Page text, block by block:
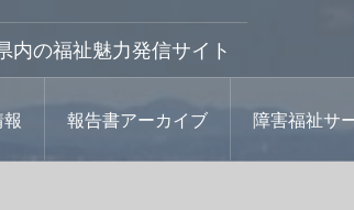
内の福祉魅力発信サイト
報告書アーカイブ 障害福祉サ